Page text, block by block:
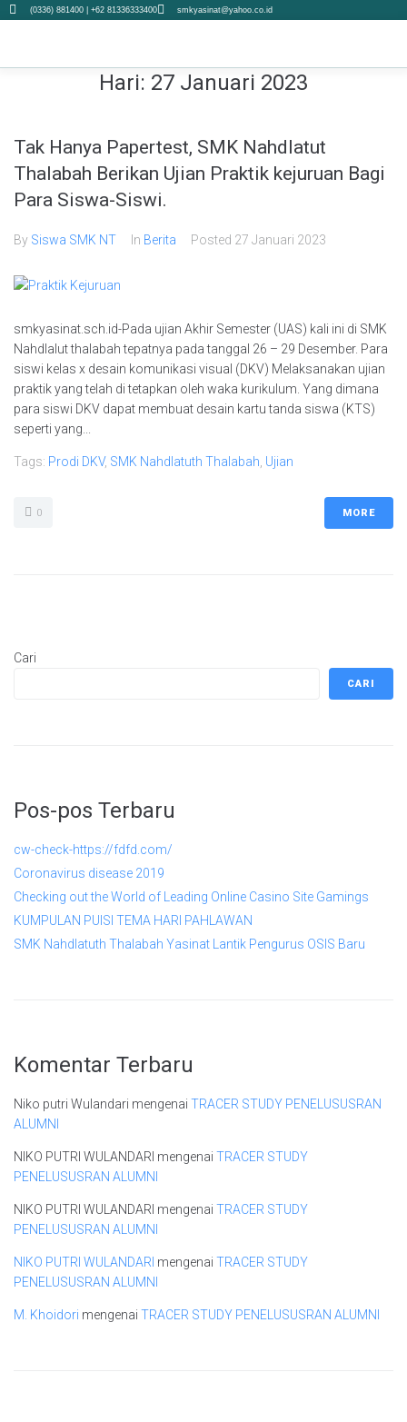
(0336) 881400 | +62 81336333400 smkyasinat@yahoo.co.id
Hari: 27 Januari 2023
Tak Hanya Papertest, SMK Nahdlatut
Thalabah Berikan Ujian Praktik kejuruan Bagi
Para Siswa-Siswi.
By Siswa SMK NT In Berita Posted 27 Januari 2023
smkyasinat.sch.id-Pada ujian Akhir Semester (UAS) kali ini di SMK
Nahdlalut thalabah tepatnya pada tanggal 26 – 29 Desember. Para
siswi kelas x desain komunikasi visual (DKV) Melaksanakan ujian
praktik yang telah di tetapkan oleh waka kurikulum. Yang dimana
para siswi DKV dapat membuat desain kartu tanda siswa (KTS)
seperti yang...
Tags: Prodi DKV, SMK Nahdlatuth Thalabah Ujian
0 MORE
Cari
CARI
Pos-pos Terbaru
cw-check-https://fdfd.com/
Coronavirus disease 2019
Checking out the World of Leading Online Casino Site Gamings
KUMPULAN PUISI TEMA HARI PAHLAWAN
SMK Nahdlatuth Thalabah Yasinat Lantik Pengurus OSIS Baru
Komentar Terbaru
Niko putri Wulandari mengenai TRACER STUDY PENELUSUSRAN
ALUMNI
NIKO PUTRI WULANDARI mengenai TRACER STUDY
PENELUSUSRAN ALUMNI
NIKO PUTRI WULANDARI mengenai TRACER STUDY
PENELUSUSRAN ALUMNI
NIKO PUTRI WULANDARI mengenai TRACER STUDY
PENELUSUSRAN ALUMNI
M. Khoidori mengenai TRACER STUDY PENELUSUSRAN ALUMNI